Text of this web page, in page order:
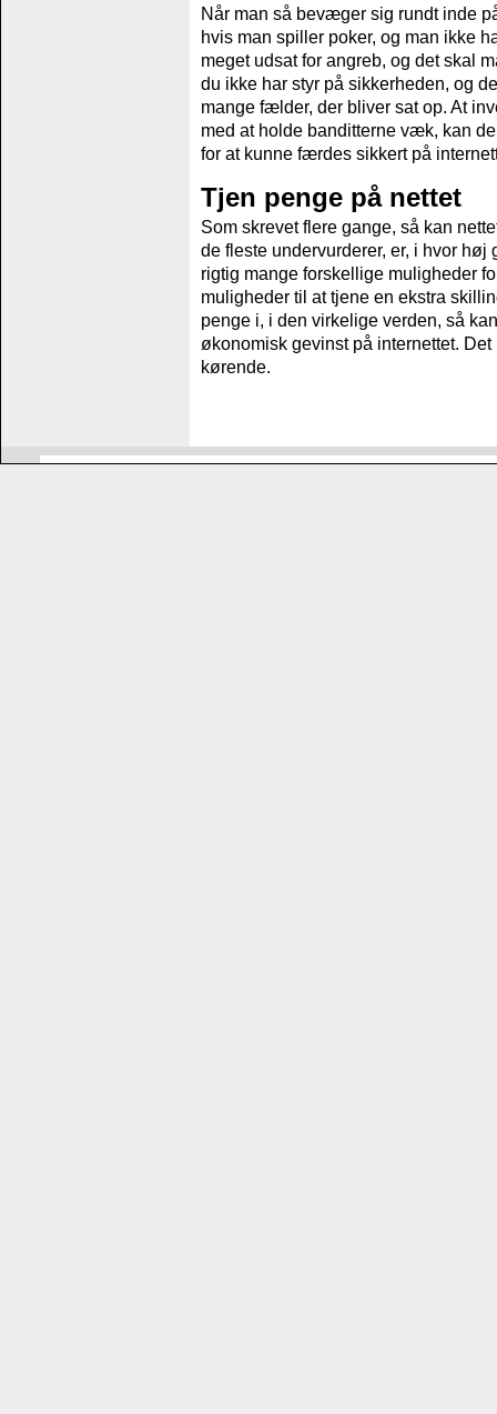
Når man så bevæger sig rundt inde
hvis man spiller poker, og man ikke
meget udsat for angreb, og det skal
du ikke har styr på sikkerheden, og
mange fælder, der bliver sat op. At
med at holde banditterne væk, kan
for at kunne færdes sikkert på
Tjen penge på nettet
Som skrevet flere gange, så kan
de fleste undervurderer, er, i hvor
rigtig mange forskellige muligheder
muligheder til at tjene en ekstra
penge i, i den virkelige verden, så
økonomisk gevinst på internettet.
kørende.